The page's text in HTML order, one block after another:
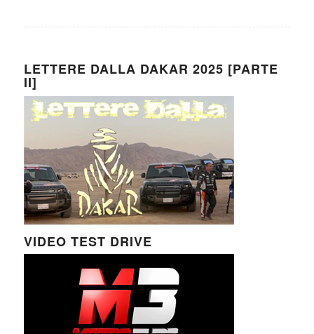
LETTERE DALLA DAKAR 2025 [PARTE
II]
VIDEO TEST DRIVE